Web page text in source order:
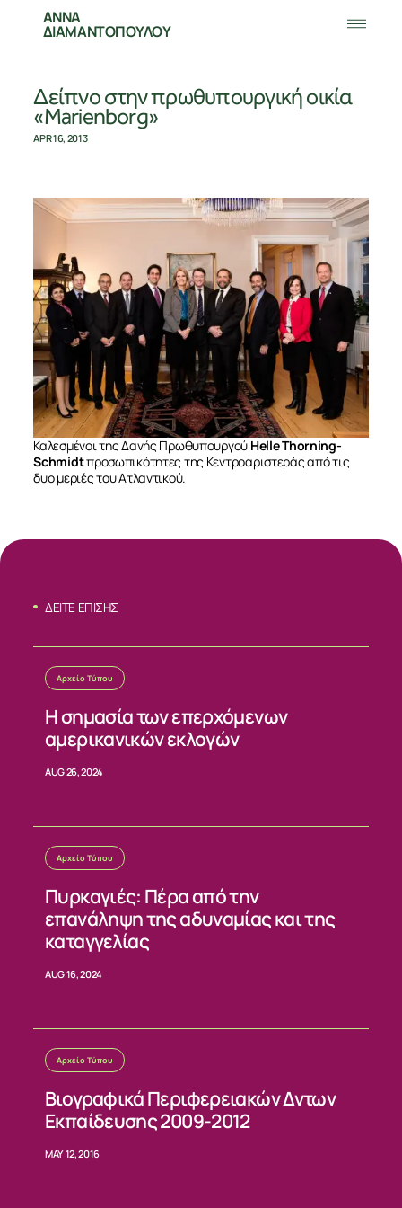
ΣΧΕΤΙΚΑ
ΝΕΑ
ΕΠΙΚΟΙΝΩΝΙΑ
ΑΝΝΑ
ΔΙΑΜΑΝΤΟΠΟΥΛΟΥ
Δείπνο στην πρωθυπουργική οικία
«Marienborg»
APR 16, 2013
Καλεσμένοι της Δανής Πρωθυπουργού Helle Thorning-
Schmidtπροσωπικότητες της Κεντροαριστεράς από τις
δυο μεριές του Ατλαντικού.
ΔΕΙΤΕ ΕΠΙΣΗΣ
Αρχείο Τύπου
Η σημασία των επερχόμενων
αμερικανικών εκλογών
AUG 26, 2024
Αρχείο Τύπου
Πυρκαγιές: Πέρα από την
επανάληψη της αδυναμίας και της
καταγγελίας
AUG 16, 2024
Αρχείο Τύπου
Βιογραφικά Περιφερειακών Δντων
Εκπαίδευσης 2009-2012
MAY 12, 2016